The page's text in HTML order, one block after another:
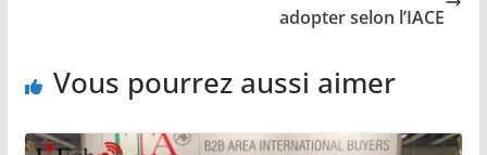
adopter selon l’IACE
Vous pourrez aussi aimer